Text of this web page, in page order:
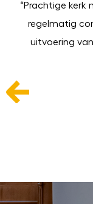
“Prachtige
regelmatig
uitvoering